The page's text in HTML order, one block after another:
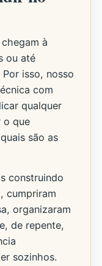
à
ou até
isso, nosso
com
qualquer
o que
são as
construindo
cumpriram
organizaram
de repente,
sozinhos.